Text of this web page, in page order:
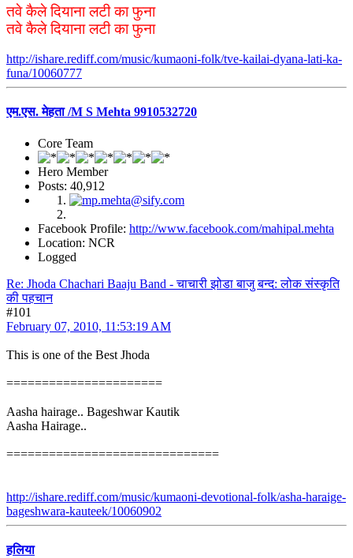
तवे कैले दियाना लटी का फुना
तवे कैले दियाना लटी का फुना
http://ishare.rediff.com/music/kumaoni-folk/tve-kailai-dyana-lati-ka-
funa/10060777
एम.एस. मेहता /M S Mehta 9910532720
Core Team
Hero Member
Posts: 40,912
Facebook Profile: http://www.facebook.com/mahipal.mehta
Location: NCR
Logged
Re: Jhoda Chachari Baaju Band - चाचारी झोडा बाजु बन्द: लोक संस्कृति
की पहचान
#101
February 07, 2010, 11:53:19 AM
This is one of the Best Jhoda
======================
Aasha hairage.. Bageshwar Kautik
Aasha Hairage..
==============================
http://ishare.rediff.com/music/kumaoni-devotional-folk/asha-haraige-
bageshwara-kauteek/10060902
हलिया